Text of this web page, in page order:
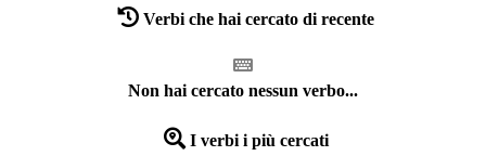
Verbi che hai cercato di recente
Non hai cercato nessun verbo...
I verbi i più cercati